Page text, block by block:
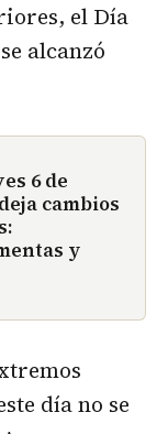
el Día
alcanzó
6 de
cambios
y
día no se